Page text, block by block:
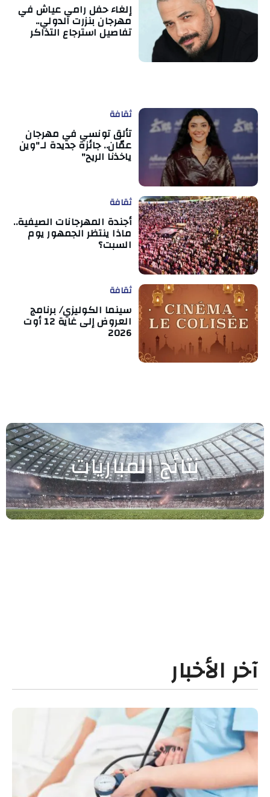
إلغاء حفل رامي عياش في
مهرجان بنزرت الدولي..
تفاصيل استرجاع التذاكر
ثقافة
تألق تونسي في مهرجان
عمّان.. جائزة جديدة لـ"وين
ياخذنا الريح"
ثقافة
أجندة المهرجانات الصيفية..
ماذا ينتظر الجمهور يوم
السبت؟
ثقافة
سينما الكوليزي/ برنامج
العروض إلى غاية 12 أوت
2026
نتائج المباريات
آخر الأخبار